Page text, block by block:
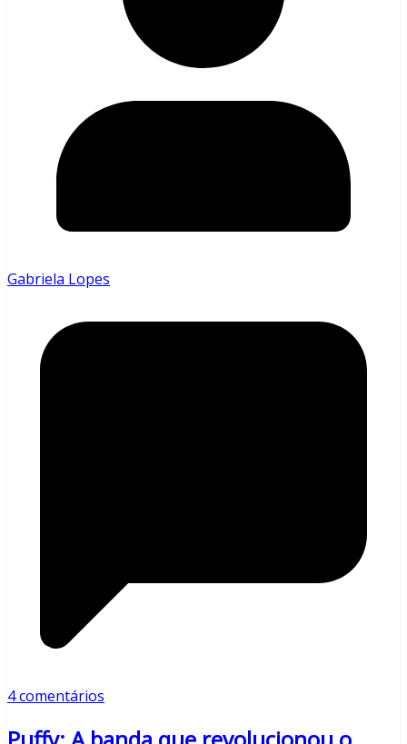
Gabriela Lopes
4 comentários